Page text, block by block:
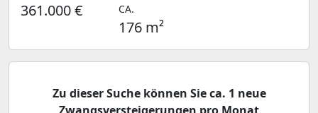
361.000 €
CA.
176 m²
Zu dieser Suche können Sie ca. 1 neue